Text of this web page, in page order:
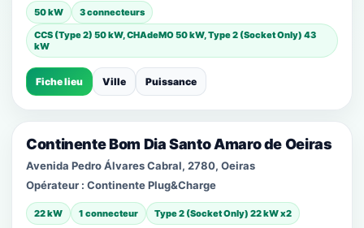
50 kW
3 connecteurs
CCS (Type 2) 50 kW, CHAdeMO 50 kW, Type 2 (Socket Only) 43
kW
Fiche lieu Ville Puissance
Continente Bom Dia Santo Amaro de Oeiras
Avenida Pedro Álvares Cabral, 2780, Oeiras
Opérateur : Continente Plug&Charge
22 kW 1 connecteur Type 2 (Socket Only) 22 kW x2